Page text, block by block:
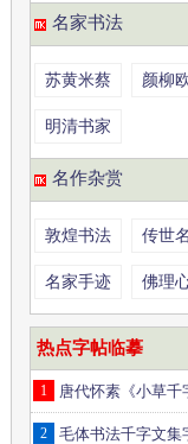
名家书法
苏黄米蔡 颜柳
明清书家
名作杂赏
敦煌书法 传世
名家手迹 佛理
热点字帖临摹
1 唐代怀素《小草千
2 毛体书法千字文集